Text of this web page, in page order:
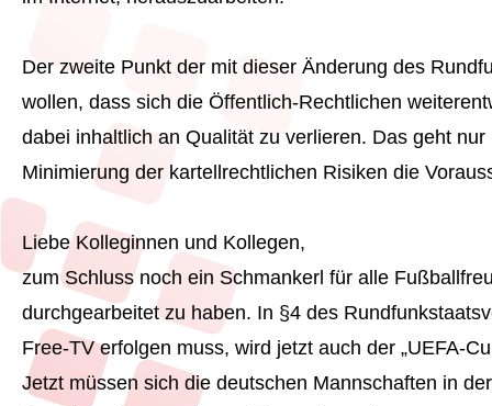
Der zweite Punkt der mit dieser Änderung des
wollen, dass sich die Öffentlich-Rechtlichen
dabei inhaltlich an Qualität zu verlieren. Das geht
Minimierung der kartellrechtlichen Risiken die
Liebe Kolleginnen und Kollegen,
zum Schluss noch ein Schmankerl für alle
durchgearbeitet zu haben. In §4 des
Free-TV erfolgen muss, wird jetzt auch der „UEFA-
Jetzt müssen sich die deutschen Mannschaften in